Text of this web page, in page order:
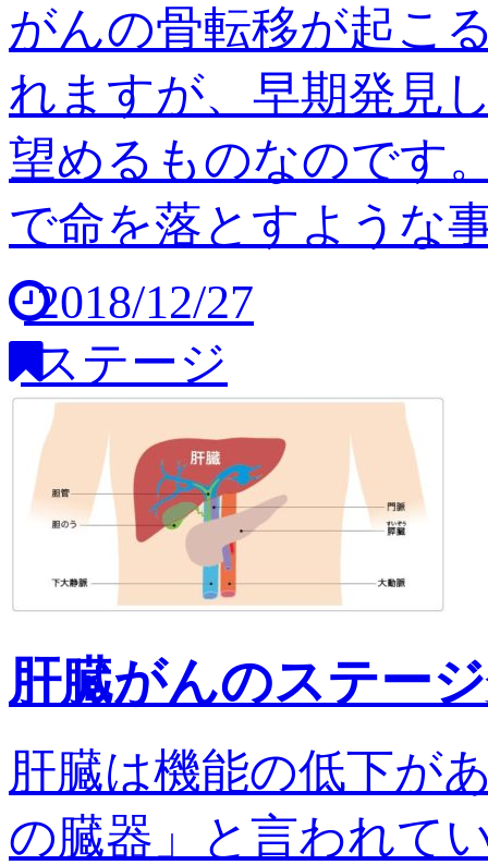
がんの骨転移が起こ
れますが、早期発見
望めるものなのです
で命を落とすような
2018/12/27
ステージ
肝臓がんのステー
肝臓は機能の低下が
の臓器」と言われて